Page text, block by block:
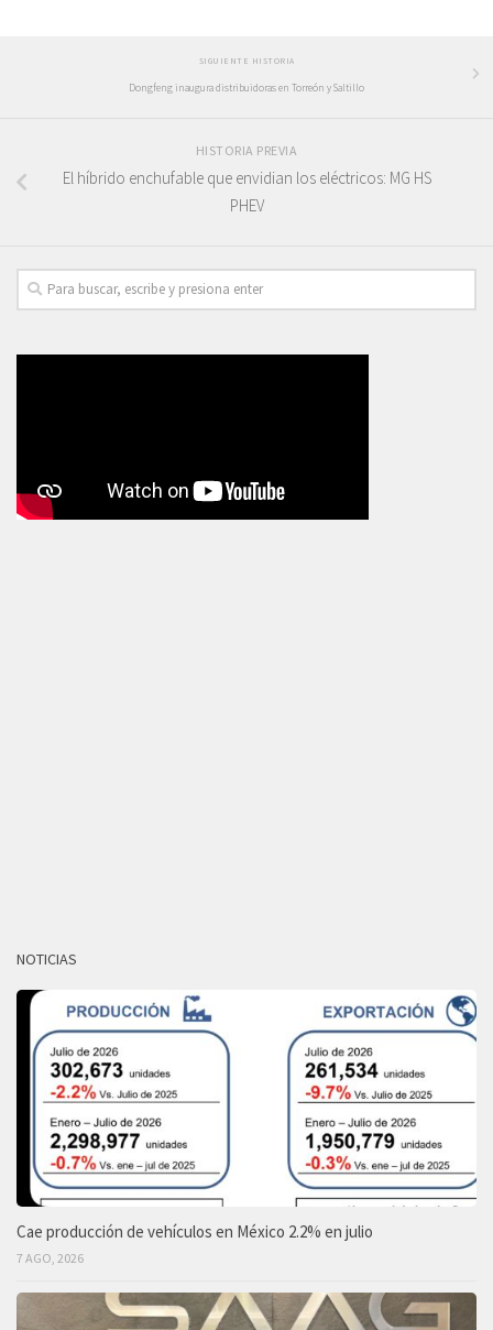
SIGUIENTE HISTORIA
Dongfeng inaugura distribuidoras en Torreón y Saltillo
HISTORIA PREVIA
El híbrido enchufable que envidian los eléctricos: MG HS
PHEV
NOTICIAS
Cae producción de vehículos en México 2.2% en julio
7 AGO, 2026